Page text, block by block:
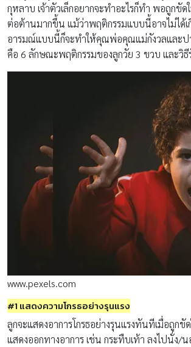
กุหลาบ เจ้าตัวเล็กอยากจะทำอะไรก็ทำ พอถูกขัดใ
ต่อต้านมากขึ้น แม้ว่าพฤติกรรมแบบนี้อาจไม่ได้เ
อารมณ์แบบนี้ก็จะทำให้คุณพ่อคุณแม่กังวลและ
คือ 6 ลักษณะพฤติกรรมของลูกวัย 3 ขวบ และวิธี
www.pexels.com
#1 แสดงความโกรธอย่างรุนแรง
ลูกจะแสดงอาการโกรธอย่างรุนแรงทันทีเมื่อถูกขั
แสดงออกทางอาการ เช่น กระทืบเท้า ลงไปนั่ง/